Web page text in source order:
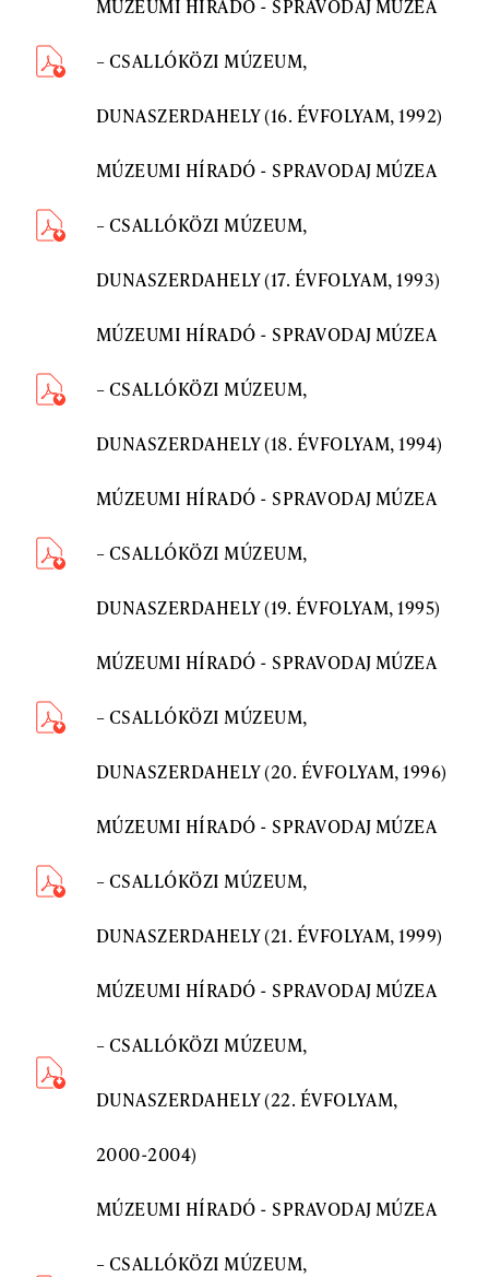
MÚZEUMI HÍRADÓ - SPRAVODAJ MÚZEA
– CSALLÓKÖZI MÚZEUM,
DUNASZERDAHELY (16. ÉVFOLYAM, 1992)
MÚZEUMI HÍRADÓ - SPRAVODAJ MÚZEA
– CSALLÓKÖZI MÚZEUM,
DUNASZERDAHELY (17. ÉVFOLYAM, 1993)
MÚZEUMI HÍRADÓ - SPRAVODAJ MÚZEA
– CSALLÓKÖZI MÚZEUM,
DUNASZERDAHELY (18. ÉVFOLYAM, 1994)
MÚZEUMI HÍRADÓ - SPRAVODAJ MÚZEA
– CSALLÓKÖZI MÚZEUM,
DUNASZERDAHELY (19. ÉVFOLYAM, 1995)
MÚZEUMI HÍRADÓ - SPRAVODAJ MÚZEA
– CSALLÓKÖZI MÚZEUM,
DUNASZERDAHELY (20. ÉVFOLYAM, 1996)
MÚZEUMI HÍRADÓ - SPRAVODAJ MÚZEA
– CSALLÓKÖZI MÚZEUM,
DUNASZERDAHELY (21. ÉVFOLYAM, 1999)
MÚZEUMI HÍRADÓ - SPRAVODAJ MÚZEA
– CSALLÓKÖZI MÚZEUM,
DUNASZERDAHELY (22. ÉVFOLYAM,
2000-2004)
MÚZEUMI HÍRADÓ - SPRAVODAJ MÚZEA
– CSALLÓKÖZI MÚZEUM,